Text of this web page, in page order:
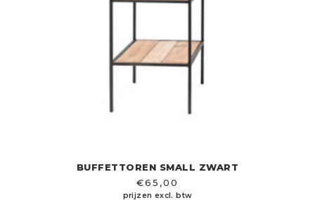
BUFFETTOREN SMALL ZWART
€65,00
prijzen excl. btw